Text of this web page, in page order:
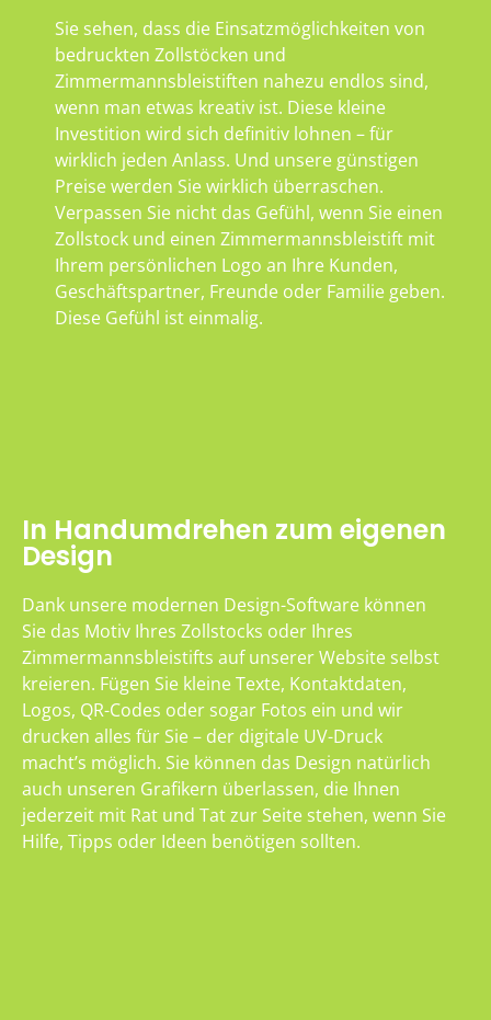
Sie sehen, dass die Einsatzmöglichkeiten von
bedruckten Zollstöcken und
Zimmermannsbleistiften nahezu endlos sind,
wenn man etwas kreativ ist. Diese kleine
Investition wird sich definitiv lohnen – für
wirklich jeden Anlass. Und unsere günstigen
Preise werden Sie wirklich überraschen.
Verpassen Sie nicht das Gefühl, wenn Sie einen
Zollstock und einen Zimmermannsbleistift mit
Ihrem persönlichen Logo an Ihre Kunden,
Geschäftspartner, Freunde oder Familie geben.
Diese Gefühl ist einmalig.
In Handumdrehen zum eigenen
Design
Dank unsere modernen Design-Software können
Sie das Motiv Ihres Zollstocks oder Ihres
Zimmermannsbleistifts auf unserer Website selbst
kreieren. Fügen Sie kleine Texte, Kontaktdaten,
Logos, QR-Codes oder sogar Fotos ein und wir
drucken alles für Sie – der digitale UV-Druck
macht’s möglich. Sie können das Design natürlich
auch unseren Grafikern überlassen, die Ihnen
jederzeit mit Rat und Tat zur Seite stehen, wenn Sie
Hilfe, Tipps oder Ideen benötigen sollten.